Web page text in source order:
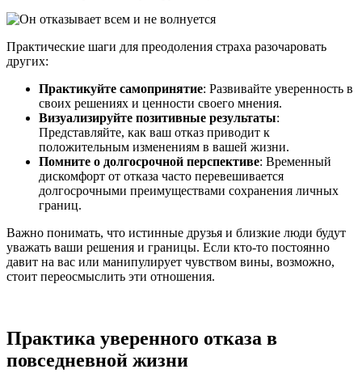
Практические шаги для преодоления страха разочаровать
других:
Практикуйте самопринятие: Развивайте уверенность в
своих решениях и ценности своего мнения.
Визуализируйте позитивные результаты:
Представляйте, как ваш отказ приводит к
положительным изменениям в вашей жизни.
Помните о долгосрочной перспективе: Временный
дискомфорт от отказа часто перевешивается
долгосрочными преимуществами сохранения личных
границ.
Важно понимать, что истинные друзья и близкие люди будут
уважать ваши решения и границы. Если кто-то постоянно
давит на вас или манипулирует чувством вины, возможно,
стоит переосмыслить эти отношения.
Практика уверенного отказа в
повседневной жизни